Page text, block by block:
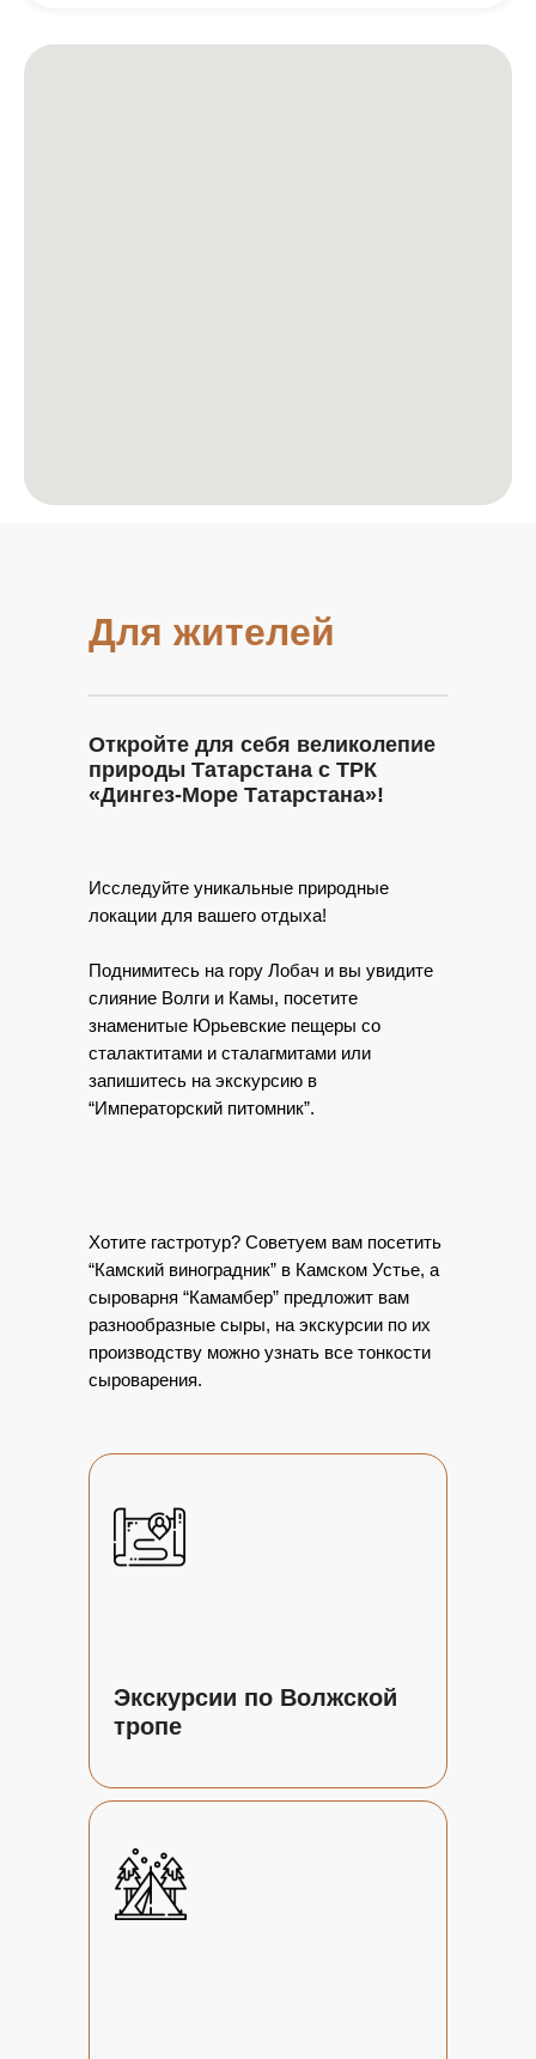
Для жителей
Откройте для себя великолепие
природы Татарстана с ТРК
«Дингез-Море Татарстана»!
Исследуйте уникальные природные
локации для вашего отдыха!
Поднимитесь на гору Лобач и вы увидите
слияние Волги и Камы, посетите
знаменитые Юрьевские пещеры со
сталактитами и сталагмитами или
запишитесь на экскурсию в
“Императорский питомник”.
Экскурсии по Волжской
тропе
Хотите гастротур? Советуем вам посетить
“Камский виноградник” в Камском Устье, а
сыроварня “Камамбер” предложит вам
разнообразные сыры, на экскурсии по их
производству можно узнать все тонкости
сыроварения.